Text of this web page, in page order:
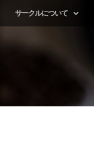
サークルについて